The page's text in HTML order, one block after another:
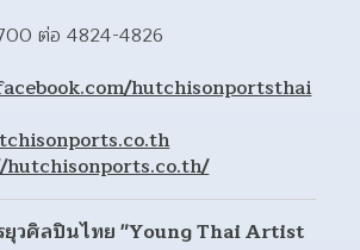
ต่อ 4824-4826
hutchisonportsthai
รยุวศิลปินไทย "Young Thai Artist